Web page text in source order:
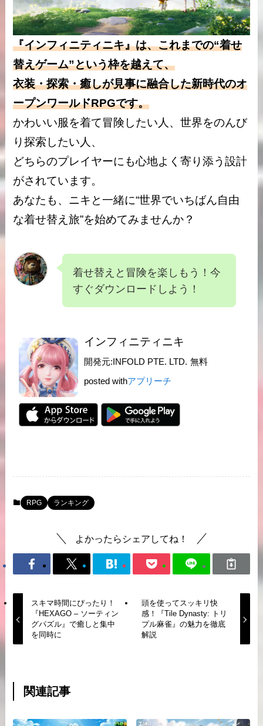
『インフィニティニキ』は、これまでの“着せ
替えゲーム”という枠を越えて、
衣装・探索・癒しが見事に融合した新時代のオ
ープンワールドRPGです。
かわいい服を着て冒険したい人、世界をのんび
り探索したい人、
どちらのプレイヤーにも心地よく寄り添う設計
がされています。
あなたも、ニキと一緒に“世界でいちばん自由
な着せ替え旅”を始めてみませんか？
着せ替えと冒険を楽しもう！今
すぐダウンロードしよう！
インフィニティニキ
開発元:INFOLD PTE. LTD. 無料
posted withアプリーチ
RPG ランキング
よかったらシェアしてね！
スキマ時間にぴったり！
『HEXAGO – ソーティン
グパズル』で癒しと集中
を同時に
頭を使ってスッキリ快
感！『Tile Dynasty: トリ
プル麻雀』の魅力を徹底
解説
関連記事